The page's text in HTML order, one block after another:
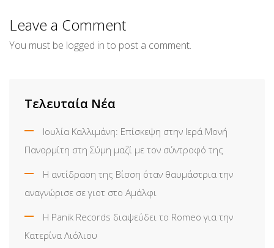
Leave a Comment
You must be logged in to post a comment.
Τελευταία Νέα
Ιουλία Καλλιμάνη: Επίσκεψη στην Ιερά Μονή
Πανορμίτη στη Σύμη μαζί με τον σύντροφό της
Η αντίδραση της Βίσση όταν θαυμάστρια την
αναγνώρισε σε γιοτ στο Αμάλφι
Η Panik Records διαψεύδει το Romeo για την
Κατερίνα Λιόλιου